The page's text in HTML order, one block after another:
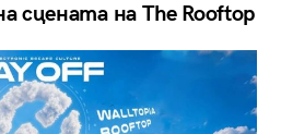
сцената на The Rooftop